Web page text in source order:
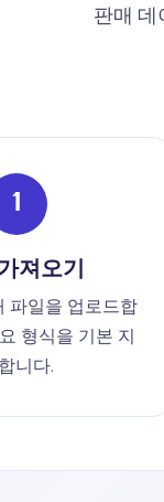
판매
1
져오기
파일을 업로드합
형식을 기본 지
니다.